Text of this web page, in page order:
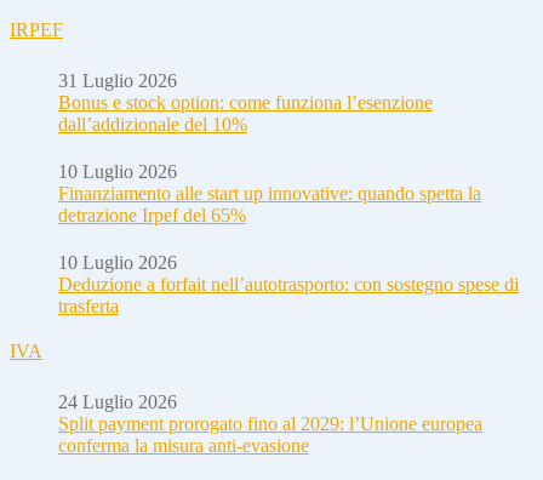
IRPEF
31 Luglio 2026
Bonus e stock option: come funziona l’esenzione
dall’addizionale del 10%
10 Luglio 2026
Finanziamento alle start up innovative: quando spetta la
detrazione Irpef del 65%
10 Luglio 2026
Deduzione a forfait nell’autotrasporto: con sostegno spese di
trasferta
IVA
24 Luglio 2026
Split payment prorogato fino al 2029: l’Unione europea
conferma la misura anti-evasione